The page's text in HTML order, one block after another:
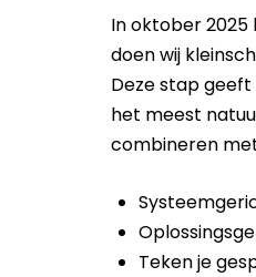
In oktober
doen wij
Deze stap
het meest
combineren
Teken je